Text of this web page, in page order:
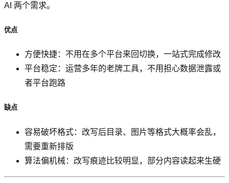
AI 两个需求。
优点
方便快捷：不用在多个平台来回切换，一站式完成修改
平台稳定：运营多年的老牌工具，不用担心数据泄露或
者平台跑路
缺点
容易破坏格式：改写后目录、图片等格式大概率会乱，
需要重新排版
算法偏机械：改写痕迹比较明显，部分内容读起来生硬